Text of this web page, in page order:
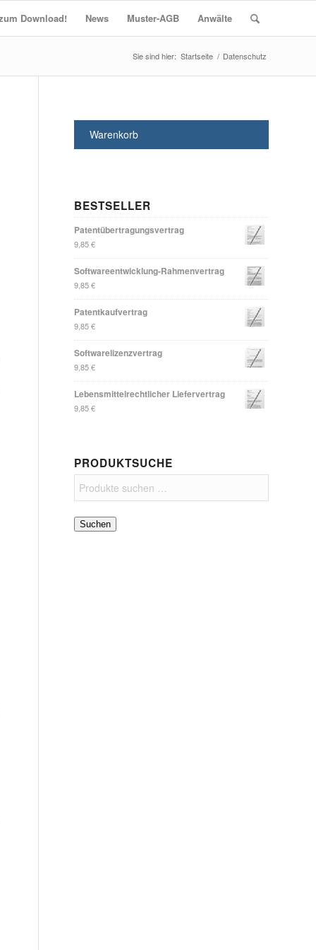
Download! News Muster-AGB Anwälte
Startseite / Datenschutz
Warenkorb
BESTSELLER
Patentübertragungsvertrag
9,85€
Softwareentwicklung-Rahmenvertrag
9,85€
Patentkaufvertrag
9,85€
Softwarelizenzvertrag
9,85€
Lebensmittelrechtlicher Liefervertrag
9,85€
PRODUKTSUCHE
Suchen